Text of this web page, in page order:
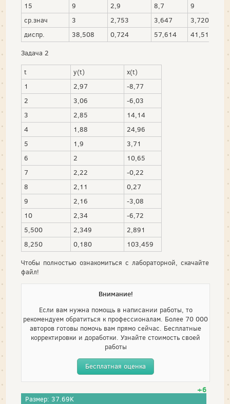
15
9 2,9 8,7
9
ср.знач
3 2,753 3,647
3,720
диспр.
38,508 0,724 57,614 41,511
Задача 2
t y(t)
x(t)
1
2,97
-8,77
2
3,06
-6,03
3
2,85
14,14
4
1,88
24,96
5
1,9
3,71
6
2
10,65
7
2,22
-0,22
8
2,11
0,27
9
2,16
-3,08
10
2,34
-6,72
5,500
2,349
2,891
8,250
0,180 103,459
Чтобы полностью ознакомиться с лабораторной, скачайте
файл!
Внимание!
Если вам нужна помощь в написании работы, то
рекомендуем обратиться к профессионалам. Более 70 000
авторов готовы помочь вам прямо сейчас. Бесплатные
корректировки и доработки. Узнайте стоимость своей
работы
Бесплатная оценка
+6
Размер: 37.69K